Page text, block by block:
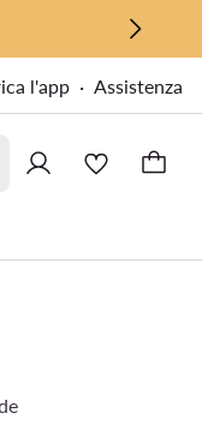
l'app Assistenza